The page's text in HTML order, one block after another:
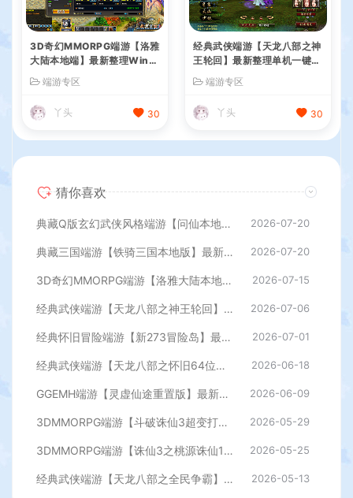
3D奇幻MMORPG端游【洛雅
大陆本地端】最新整理Win一
具+详细搭建教程
端游专区
丫头 30
经典武侠端游【天龙八部之神
王轮回】最新整理单机一键即
PC客户端+GM工具+详细搭
建教程
端游专区
丫头 30
猜你喜欢
典藏Q版玄幻武侠风格端游【问仙本地版】最新整理Win系服务端+PC客户端+GM指令+详细搭建教程 2026-07-20
典藏三国端游【铁骑三国本地版】最新整理Win系服务端+PC客户端+详细搭建教程+GM命令教程 2026-07-20
3D奇幻MMORPG端游【洛雅大陆本地端】最新整理Win一键服务端+PC客户端+GM工具+详细搭建教程 2026-07-15
经典武侠端游【天龙八部之神王轮回】最新整理单机一键即玩镜像端+Linux手工服务端+PC客户端+GM工具+详细搭建教程 2026-07-06
经典怀旧冒险端游【新273冒险岛】最新整理Linux手工端+PC客户端+登录器+管理后台+网页注册+详细搭建教程 2026-07-01
经典武侠端游【天龙八部之怀旧64位源端洛洛1.9】最新整理单机一键即玩镜像端+Linux手工服务端+PC客户端+GM工具+网页注册+详细搭建教程 2026-06-18
GGEMH端游【灵虚仙途重置版】最新整理WIN系服务端+PC客户端+网关+内置GM+详细搭建教程+全套源码 2026-06-09
3DMMORPG端游【斗破诛仙3超变打金18职业精修版】最新整理单机一键即玩镜像端+Linux手工服务端+GM工具+网页注册+PC客户端+详细搭建教程 2026-05-29
3DMMORPG端游【诛仙3之桃源诛仙18职业精修版】最新整理单机一键即玩镜像端+Linux手工服务端+GM工具+网页注册+PC客户端+详细搭建教程 2026-05-25
经典武侠端游【天龙八部之全民争霸】最新整理单机一键即玩镜像端+Linux手工服务端+PC客户端+GM工具+详细搭建教程 2026-05-13